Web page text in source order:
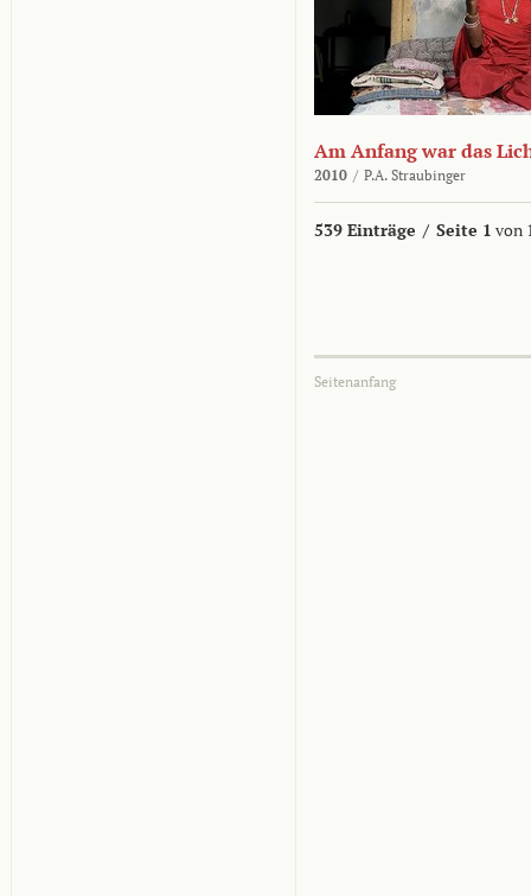
Am Anfang war das
2010 / P.A. Straubinger
539 Einträge / Seite 1 von
Seitenanfang